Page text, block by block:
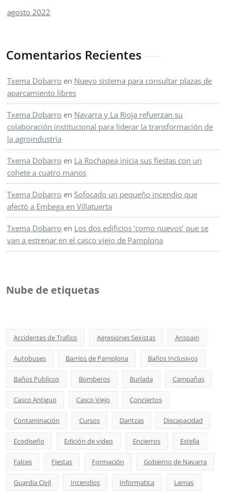
agosto 2022
Comentarios Recientes
Txema Dobarro en Nuevo sistema para consultar plazas de
aparcamiento libres
Txema Dobarro en Navarra y La Rioja refuerzan su
colaboración institucional para liderar la transformación de
la agroindustria
Txema Dobarro en La Rochapea inicia sus fiestas con un
cohete a cuatro manos
Txema Dobarro en Sofocado un pequeño incendio que
afectó a Embega en Villatuerta
Txema Dobarro en Los dos edificios ‘como nuevos’ que se
van a estrenar en el casco viejo de Pamplona
Nube de etiquetas
Accidentes de Trafico Agresiones Sexistas Ansoain
Autobuses Barrios de Pamplona Baños Inclusivos
Baños Publicos Bomberos Burlada Campañas
Casco Antiguo Casco Viejo Conciertos
Contaminación Cursos Dantzas Discapacidad
Ecodiseño Edición de video Encierros Estella
Falces Fiestas Formación Gobierno de Navarra
Guardia Civil Incendios Informatica Lemas